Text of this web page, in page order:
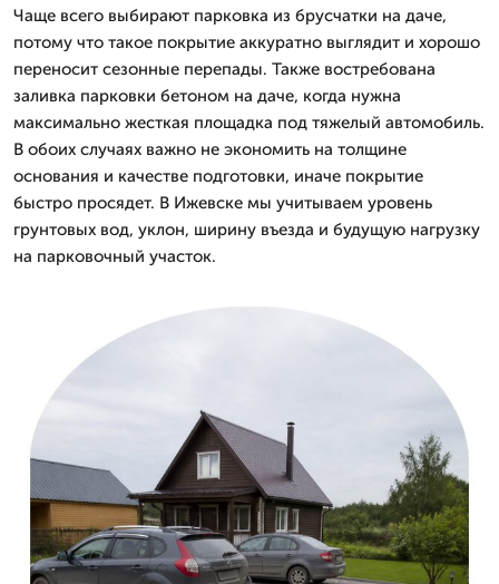
Чаще всего выбирают парковка из брусчатки на даче,
потому что такое покрытие аккуратно выглядит и хорошо
переносит сезонные перепады. Также востребована
заливка парковки бетоном на даче, когда нужна
максимально жесткая площадка под тяжелый автомобиль.
В обоих случаях важно не экономить на толщине
основания и качестве подготовки, иначе покрытие
быстро просядет. В Ижевске мы учитываем уровень
грунтовых вод, уклон, ширину въезда и будущую нагрузку
на парковочный участок.